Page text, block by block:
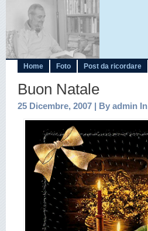
Home Foto Post da ricordare
Buon Natale
25 Dicembre, 2007 | By admin In